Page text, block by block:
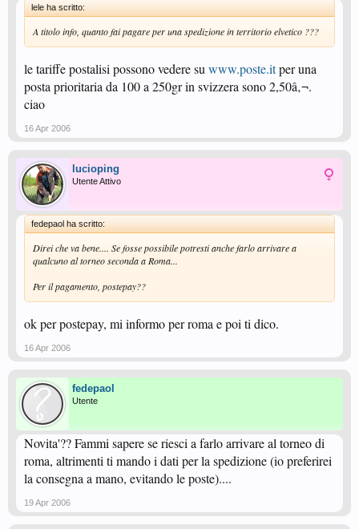
lele ha scritto:
A titolo info, quanto fai pagare per una spedizione in territorio elvetico ???
le tariffe postalisi possono vedere su www.poste.itper una
posta prioritaria da 100 a 250gr in svizzera sono 2,50â‚¬.
ciao
16 Apr 2006
lucioping
Utente Attivo
fedepaol ha scritto:
Direi che va bene.... Se fosse possibile potresti anche farlo arrivare a
qualcuno al torneo seconda a Roma...
Per il pagamento, postepay??
ok per postepay, mi informo per roma e poi ti dico.
16 Apr 2006
fedepaol
Utente
Novita'?? Fammi sapere se riesci a farlo arrivare al torneo di
roma, altrimenti ti mando i dati per la spedizione (io preferirei
la consegna a mano, evitando le poste)....
19 Apr 2006